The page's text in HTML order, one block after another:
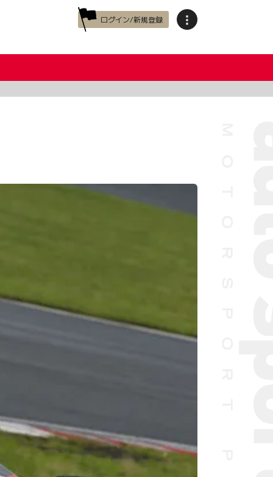
ログイン/新規登録